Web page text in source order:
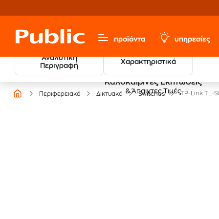
προϊόντα υπηρεσίες
Αναλυτική
Περιγραφή
Χαρακτηριστικά
Καλοκαιρινές Εκπτώσεις
& Άπαιχτες Τιμές
Περιφερειακά Δικτυακά Switches TP-Link TL-